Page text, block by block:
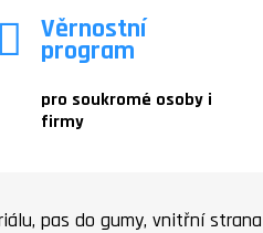
Věrnostní
program
pro soukromé osoby i
firmy
pas do gumy, vnitřní